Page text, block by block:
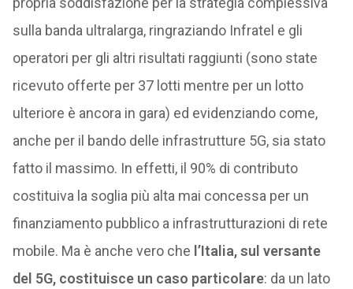
sulla banda ultralarga, ringraziando Infratel e gli
operatori per gli altri risultati raggiunti (sono state
ricevuto offerte per 37 lotti mentre per un lotto
ulteriore è ancora in gara) ed evidenziando come,
anche per il bando delle infrastrutture 5G, sia stato
fatto il massimo. In effetti, il 90% di contributo
costituiva la soglia più alta mai concessa per un
finanziamento pubblico a infrastrutturazioni di rete
mobile. Ma è anche vero che l’Italia, sul versante
del 5G, costituisce un caso particolare: da un lato